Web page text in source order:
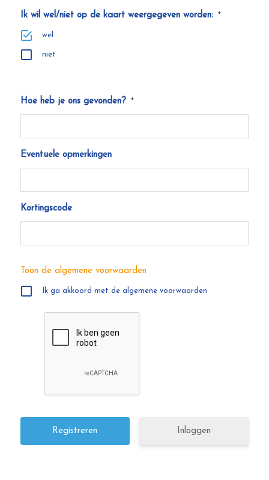
Ik wil wel/niet op de kaart weergegeven worden: *
wel
niet
Hoe heb je ons gevonden? *
Eventuele opmerkingen
Kortingscode
Toon de algemene voorwaarden
Ik ga akkoord met de algemene voorwaarden
Inloggen